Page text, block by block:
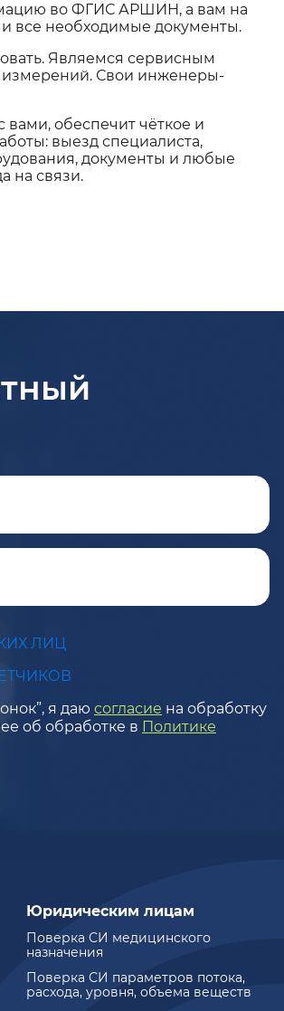
во ФГИС АРШИН, а вам на
и все необходимые документы.
Являемся сервисным
измерений. Свои инженеры-
обеспечит чёткое и
выезд специалиста,
документы и любые
на связи.
ЛИЦ
я даю согласие на обработку
об обработке в Политике
Юридическим лицам
Поверка СИ медицинского
назначения
Поверка СИ параметров потока,
расхода, уровня, объема веществ